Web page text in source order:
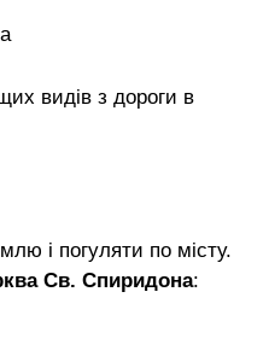
видів з дороги в
і погуляти по місту.
Св. Спиридона: